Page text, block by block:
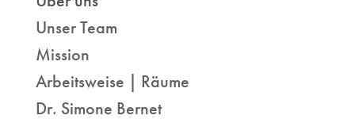
Unser Team
Mission
Arbeitsweise | Räume
Dr. Simone Bernet